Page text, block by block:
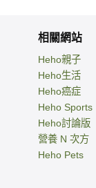
相關網站
Heho親子
Heho生活
Heho癌症
Heho Sports
Heho討論版
營養 N 次方
Heho Pets